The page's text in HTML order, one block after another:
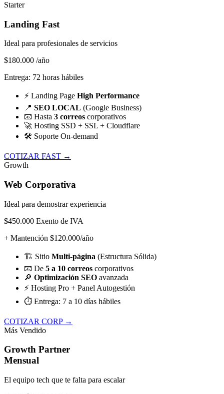
Starter
Landing Fast
Ideal para profesionales de servicios
$180.000 /año
Entrega: 72 horas hábiles
⚡ Landing Page High Performance
📍 SEO LOCAL (Google Business)
📧 Hasta 3 correos corporativos
🚀 Hosting SSD + SSL + Cloudflare
🛠️ Soporte On-demand
COTIZAR FAST →
Growth
Web Corporativa
Ideal para demostrar experiencia
$450.000 Exento de IVA
+ Mantención $120.000/año
🏗️ Sitio Multi-página (Estructura Sólida)
📧 De 5 a 10 correos corporativos
🔎 Optimización SEO avanzada
⚡ Hosting Pro + Panel Autogestión
⏱️ Entrega: 7 a 10 días hábiles
COTIZAR CORP →
Más Vendido
Growth Partner
Mensual
El equipo tech que te falta para escalar